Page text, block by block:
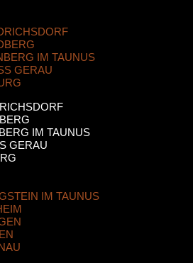
IM TAUNUS
GERAU
IM TAUNUS
GERAU
IM TAUNUS